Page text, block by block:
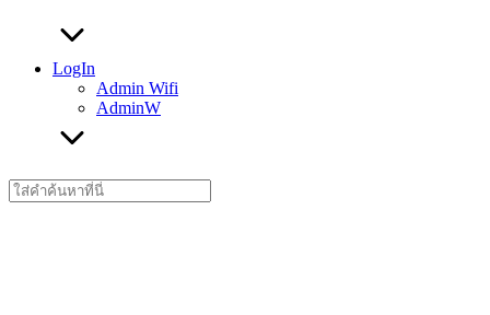
LogIn
Admin Wifi
AdminW
Search
for: